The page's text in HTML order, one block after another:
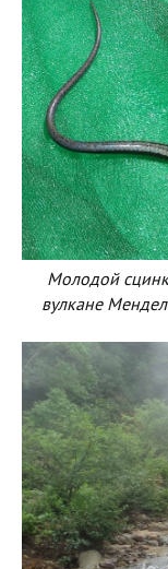
Молодой
вулкане